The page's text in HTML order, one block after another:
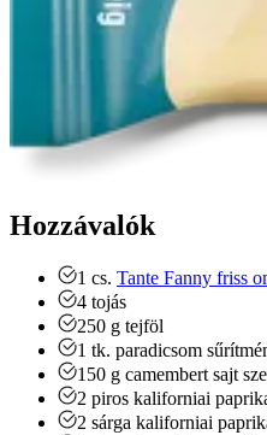
Hozzávalók
1 cs. Tante Fanny friss
4 tojás
250 g tejföl
1 tk. paradicsom
150 g camembert sajt
2 piros kaliforniai
2 sárga kaliforniai